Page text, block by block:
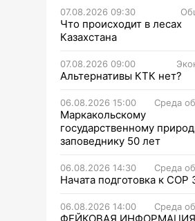
07.08.2026 09:30
Что происходит в лесах
Казахстана
07.08.2026 09:00
Альтернативы КТК нет?
06.08.2026 15:00 Среда
Маркакольскому
государственному
заповеднику 50 лет
06.08.2026 14:30 Среда
Начата подготовка к СОР
06.08.2026 14:00 Среда
ФЕЙКОВАЯ